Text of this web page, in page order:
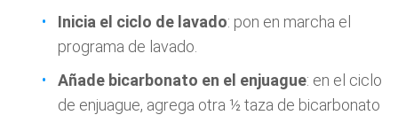
Inicia el ciclo de lavado: pon en marcha el
programa de lavado.
Añade bicarbonato en el enjuague: en el ciclo
de enjuague, agrega otra ½ taza de bicarbonato